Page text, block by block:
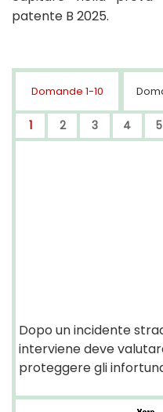
patente B 2025.
Domande 1-10
1 2 3 4 5
Dopo un incidente
interviene deve
proteggere gli